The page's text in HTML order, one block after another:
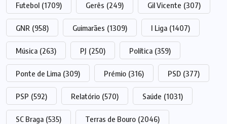
Futebol (1709) Gerês (249) Gil Vicente (307)
GNR (958) Guimarães (1309) I Liga (1407)
Música (263) PJ (250) Política (359)
Ponte de Lima (309) Prémio (316) PSD (377)
PSP (592) Relatório (570) Saúde (1031)
SC Braga (535) Terras de Bouro (2046)